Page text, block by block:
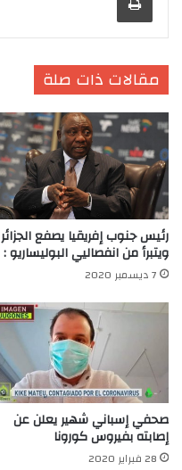
مقالات ذات صلة
رئيس جنوب إفريقيا يصفع الجزائر
ويتبرأ من انفصاليي البوليساريو :
7 ديسمبر 2020
صحفي إسباني شهير يعلن عن
إصابته بفيروس كورونا
28 فبراير 2020